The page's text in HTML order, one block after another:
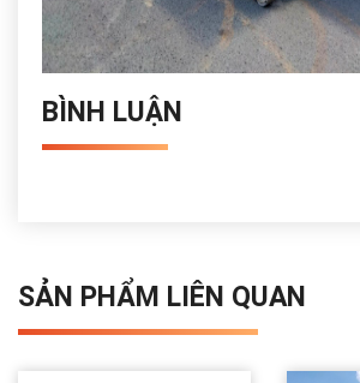
BÌNH LUẬN
SẢN PHẨM LIÊN QUAN